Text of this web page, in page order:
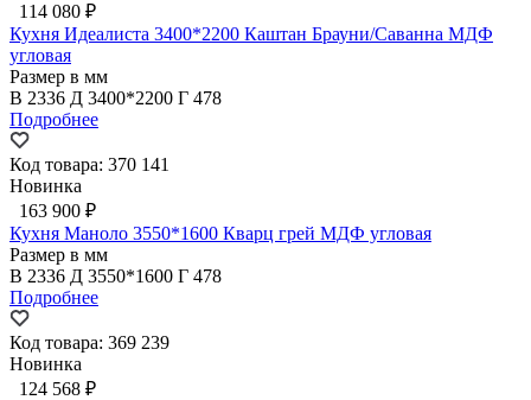
114 080 ₽
Кухня Идеалиста 3400*2200 Каштан Брауни/Саванна МДФ
угловая
Размер в мм
В 2336 Д 3400*2200 Г 478
Подробнее
Код товара: 370 141
Новинка
163 900 ₽
Кухня Маноло 3550*1600 Кварц грей МДФ угловая
Размер в мм
В 2336 Д 3550*1600 Г 478
Подробнее
Код товара: 369 239
Новинка
124 568 ₽